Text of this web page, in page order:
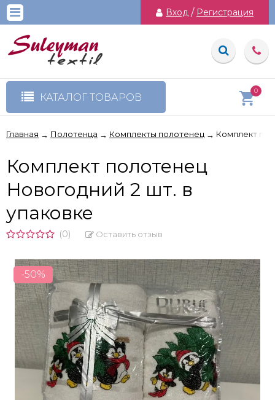
Вход / Регистрация
КАТАЛОГ ТОВАРОВ
0
Главная → Полотенца → Комплекты полотенец → Комплект
Комплект полотенец
Новогодний 2 шт. в
упаковке
(0) Оставить отзыв
-50%